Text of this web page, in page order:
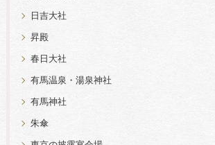
日吉大社
昇殿
春日大社
有馬温泉・湯泉神社
有馬神社
朱傘